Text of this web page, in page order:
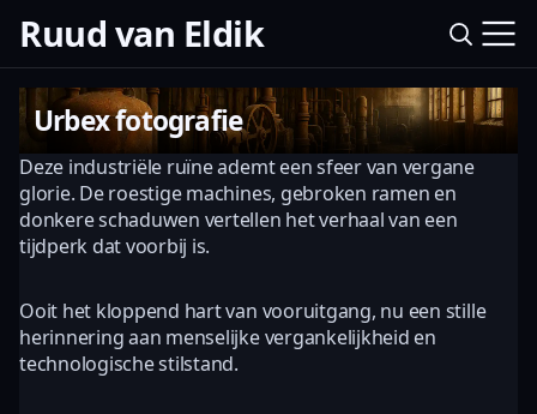
Ruud van Eldik
Urbex fotografie
Deze industriële ruïne ademt een sfeer van vergane
glorie. De roestige machines, gebroken ramen en
donkere schaduwen vertellen het verhaal van een
tijdperk dat voorbij is.
Ooit het kloppend hart van vooruitgang, nu een stille
herinnering aan menselijke vergankelijkheid en
technologische stilstand.